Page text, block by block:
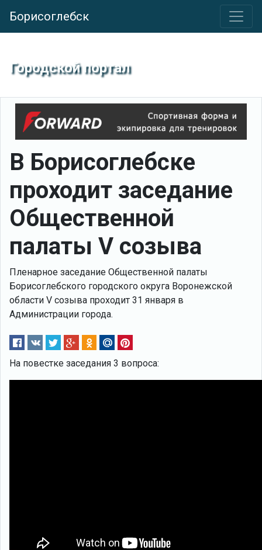
Борисоглебск
Городской портал
В Борисоглебске
проходит заседание
Общественной
палаты V созыва
Пленарное заседание Общественной палаты
Борисоглебского городского округа Воронежской
области V созыва проходит 31 января в
Администрации города.
На повестке заседания 3 вопроса: